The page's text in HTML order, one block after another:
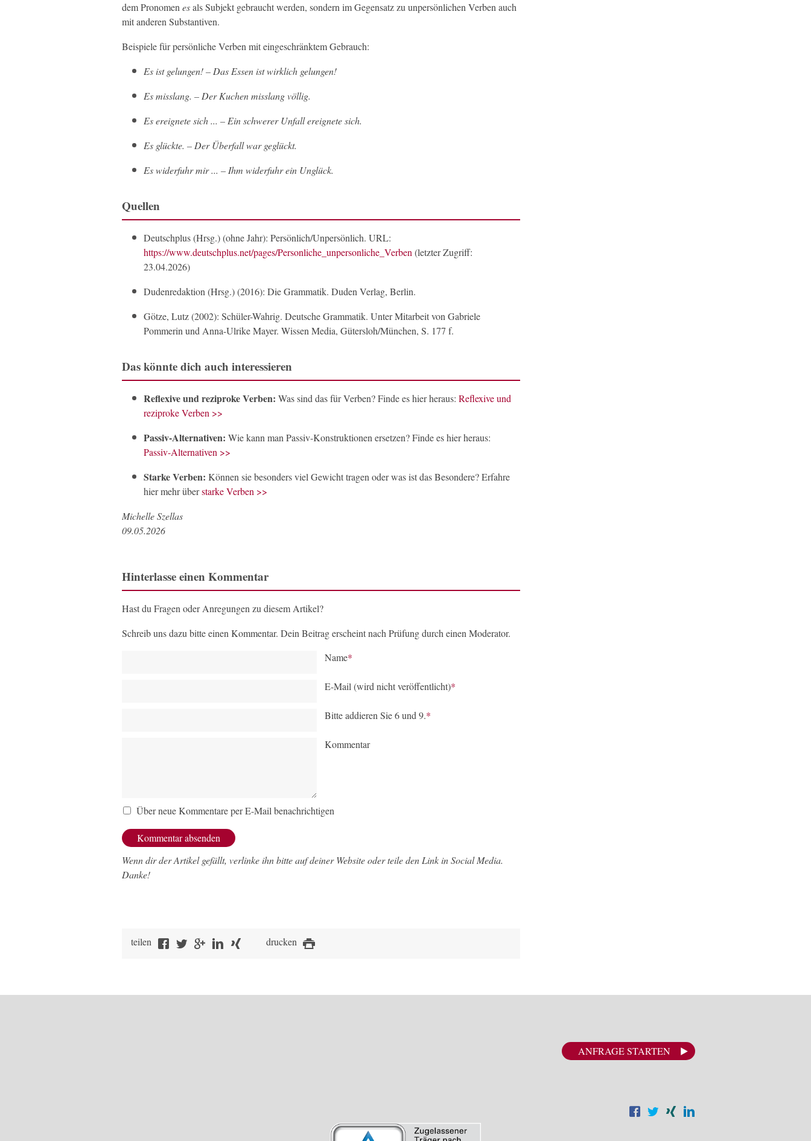
dem Pronomen esals Subjekt gebraucht werden, sondern im Gegensatz zu unpersönlichen Verben auch
mit anderen Substantiven.
Beispiele für persönliche Verben mit eingeschränktem Gebrauch:
Es ist gelungen! – Das Essen ist wirklich gelungen!
Es misslang. – Der Kuchen misslang völlig.
Es ereignete sich ... – Ein schwerer Unfall ereignete sich.
Es glückte. – Der Überfall war geglückt.
Es widerfuhr mir ... – Ihm widerfuhr ein Unglück.
Quellen
Deutschplus (Hrsg.) (ohne Jahr): Persönlich/Unpersönlich. URL:
https://www.deutschplus.net/pages/Personliche_unpersonliche_Verben (letzter Zugriff:
23.04.2026)
Dudenredaktion (Hrsg.) (2016): Die Grammatik. Duden Verlag, Berlin.
Götze, Lutz (2002): Schüler-Wahrig. Deutsche Grammatik. Unter Mitarbeit von Gabriele
Pommerin und Anna-Ulrike Mayer. Wissen Media, Gütersloh/München, S. 177 f.
Das könnte dich auch interessieren
Reflexive und reziproke Verben: Was sind das für Verben? Finde es hier heraus: Reflexive und
reziproke Verben >>
Passiv-Alternativen: Wie kann man Passiv-Konstruktionen ersetzen? Finde es hier heraus:
Passiv-Alternativen >>
Starke Verben: Können sie besonders viel Gewicht tragen oder was ist das Besondere? Erfahre
hier mehr überstarke Verben >>
Michelle Szellas
09.05.2026
Hinterlasse einen Kommentar
Hast du Fragen oder Anregungen zu diesem Artikel?
Schreib uns dazu bitte einen Kommentar. Dein Beitrag erscheint nach Prüfung durch einen Moderator.
Name*
E-Mail (wird nicht veröffentlicht)*
Bitte addieren Sie 6 und 9.*
Kommentar
Über neue Kommentare per E-Mail benachrichtigen
Wenn dir der Artikel gefällt, verlinke ihn bitte auf deiner Website oder teile den Link in Social Media.
Danke!
teilen drucken
ANFRAGE STARTEN